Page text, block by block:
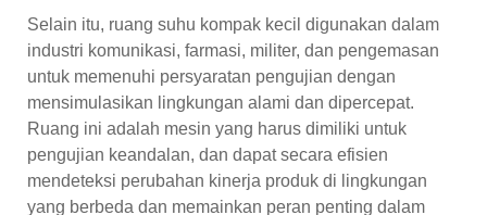
Selain itu, ruang suhu kompak kecil digunakan dalam
industri komunikasi, farmasi, militer, dan pengemasan
untuk memenuhi persyaratan pengujian dengan
mensimulasikan lingkungan alami dan dipercepat.
Ruang ini adalah mesin yang harus dimiliki untuk
pengujian keandalan, dan dapat secara efisien
mendeteksi perubahan kinerja produk di lingkungan
yang berbeda dan memainkan peran penting dalam